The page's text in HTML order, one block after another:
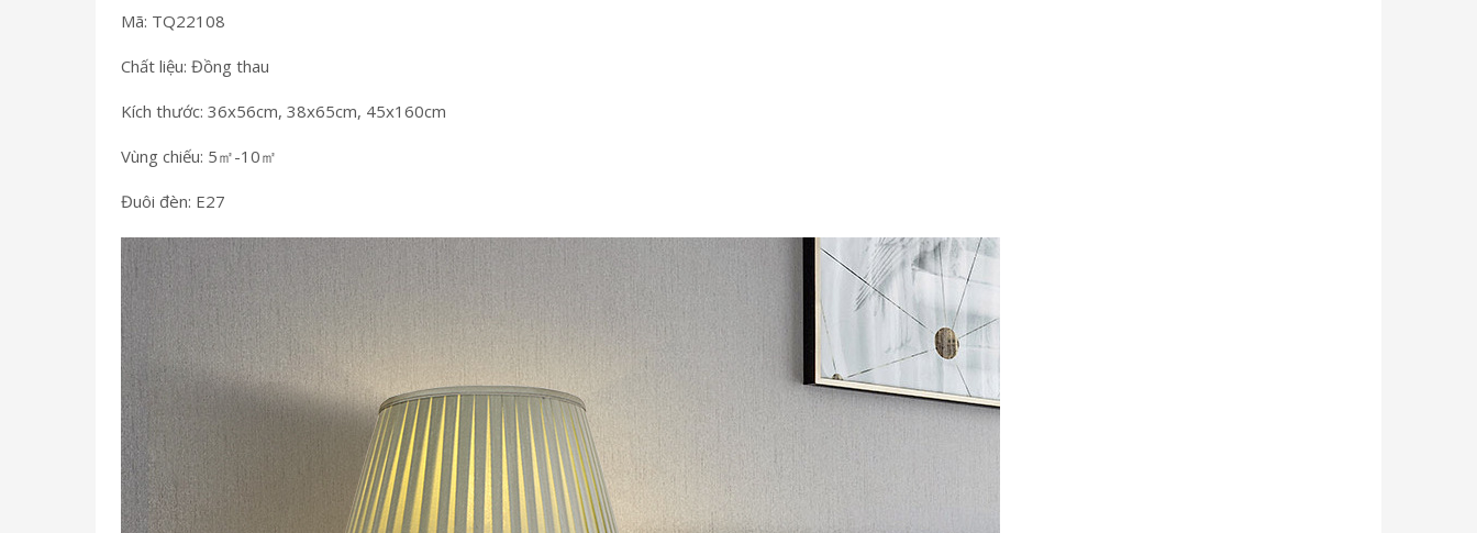
Mã: TQ22108
Chất liệu: Đồng thau
Kích thước: 36x56cm, 38x65cm, 45x160cm
Vùng chiếu: 5㎡-10㎡
Đuôi đèn: E27